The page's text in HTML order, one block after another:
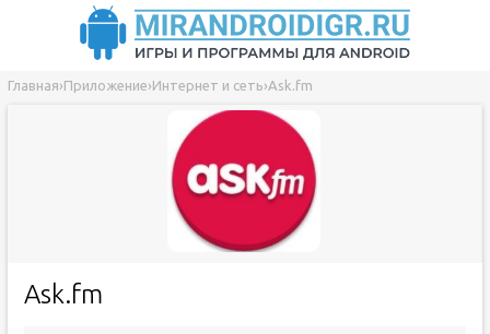
Главная›Приложение›Интернет и сеть›Ask.fm
Ask.fm